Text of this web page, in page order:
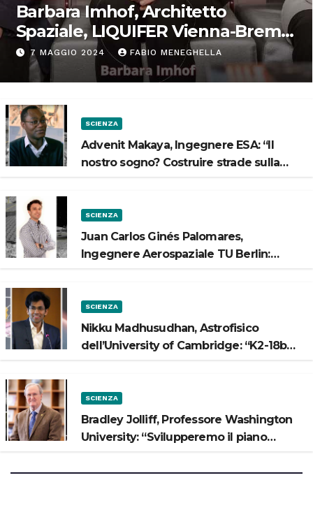
Barbara Imhof, Architetto
Spaziale, LIQUIFER Vienna-Brema:
“Progettiamo habitat per lo
Spazio”
7 MAGGIO 2024 FABIO MENEGHELLA
SCIENZA
Advenit Makaya, Ingegnere ESA: “Il
nostro sogno? Costruire strade sulla
SCIENZA
Juan Carlos Ginés Palomares,
Ingegnere Aerospaziale TU Berlin:
SCIENZA
Nikku Madhusudhan, Astrofisico
dell’University of Cambridge: “K2-18b
SCIENZA
Bradley Jolliff, Professore Washington
University: “Svilupperemo il piano